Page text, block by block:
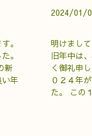
。
。
新
年
2024/01/
明けまし
旧年中は
く御礼申
０２４年
た。 この